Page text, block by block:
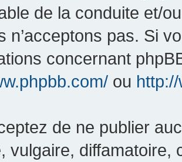
de la conduite et/
n’acceptons pas. Si
concernant
ou
de ne publier
vulgaire, diffamatoire,